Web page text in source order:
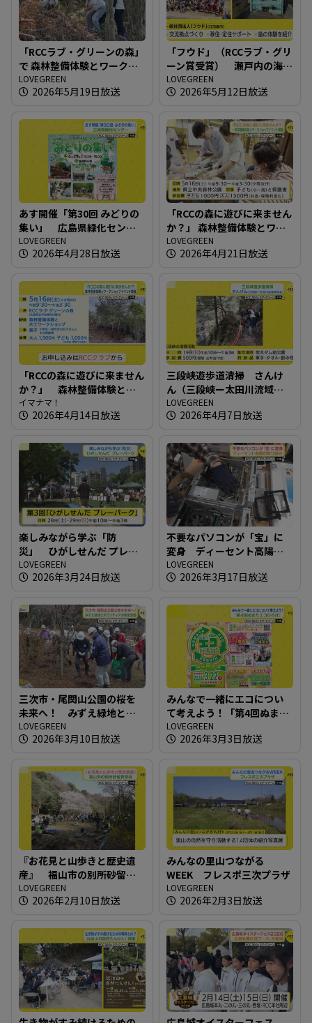
「RCCラブ・グリーンの森」
で 森林整備体験とワークシ
ョップイベント
LOVEGREEN
2026年5月19日放送
「フウド」（RCCラブ・グリ
ーン賞受賞） 瀬戸内の海
に藻場を増やせ！
LOVEGREEN
2026年5月12日放送
あす開催「第30回 みどりの
集い」 広島県緑化センタ
ー
LOVEGREEN
2026年4月28日放送
「RCCの森に遊びに来ません
か？」 森林整備体験とワー
クショップイベント開催
LOVEGREEN
2026年4月21日放送
「RCCの森に遊びに来ません
か？」 森林整備体験とワ
ークショップイベント開催
イマナマ！
2026年4月14日放送
三段峡遊歩道清掃 さんけ
ん（三段峡ー太田川流域研
究会）
LOVEGREEN
2026年4月7日放送
楽しみながら学ぶ「防
災」 ひがしせんだ プレー
パーク
LOVEGREEN
2026年3月24日放送
不要なパソコンが「宝」に
変身 ディーセント高陽の
取り組み
LOVEGREEN
2026年3月17日放送
三次市・尾関山公園の桜を
未来へ！ みずえ緑地とボ
ランティアの保全活動
LOVEGREEN
2026年3月10日放送
みんなで一緒にエコについ
て考えよう！「第4回ぬまた
エコひろば」
LOVEGREEN
2026年3月3日放送
『お花見と山歩きと歴史遺
産』 福山市の別所砂留見
学会
LOVEGREEN
2026年2月10日放送
みんなの里山つながる
WEEK フレスポ三次プラザ
LOVEGREEN
2026年2月3日放送